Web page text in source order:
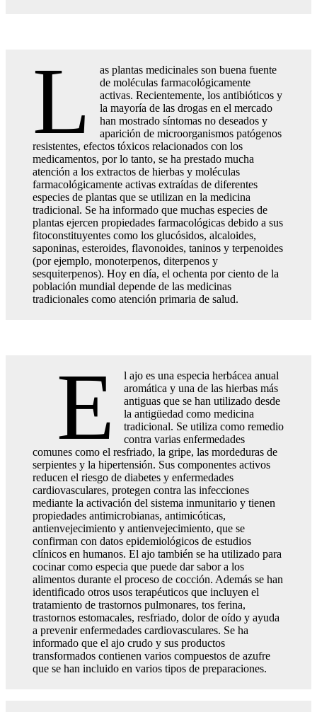
L
as plantas medicinales son buena fuente
de moléculas farmacológicamente
activas. Recientemente, los antibióticos y
la mayoría de las drogas en el mercado
han mostrado síntomas no deseados y
aparición de microorganismos patógenos
resistentes, efectos tóxicos relacionados con los
medicamentos, por lo tanto, se ha prestado mucha
atención a los extractos de hierbas y moléculas
farmacológicamente activas extraídas de diferentes
especies de plantas que se utilizan en la medicina
tradicional. Se ha informado que muchas especies de
plantas ejercen propiedades farmacológicas debido a sus
fitoconstituyentes como los glucósidos, alcaloides,
saponinas, esteroides, flavonoides, taninos y terpenoides
(por ejemplo, monoterpenos, diterpenos y
sesquiterpenos). Hoy en día, el ochenta por ciento de la
población mundial depende de las medicinas
tradicionales como atención primaria de salud.
E
l ajo es una especia herbácea anual
aromática y una de las hierbas más
antiguas que se han utilizado desde
la antigüedad como medicina
tradicional. Se utiliza como remedio
contra varias enfermedades
comunes como el resfriado, la gripe, las mordeduras de
serpientes y la hipertensión. Sus componentes activos
reducen el riesgo de diabetes y enfermedades
cardiovasculares, protegen contra las infecciones
mediante la activación del sistema inmunitario y tienen
propiedades antimicrobianas, antimicóticas,
antienvejecimiento y antienvejecimiento, que se
confirman con datos epidemiológicos de estudios
clínicos en humanos. El ajo también se ha utilizado para
cocinar como especia que puede dar sabor a los
alimentos durante el proceso de cocción. Además se han
identificado otros usos terapéuticos que incluyen el
tratamiento de trastornos pulmonares, tos ferina,
trastornos estomacales, resfriado, dolor de oído y ayuda
a prevenir enfermedades cardiovasculares. Se ha
informado que el ajo crudo y sus productos
transformados contienen varios compuestos de azufre
que se han incluido en varios tipos de preparaciones.